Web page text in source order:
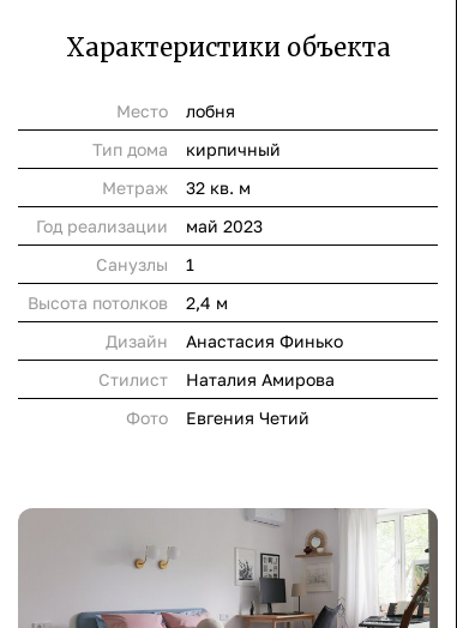
Характеристики объекта
Место
лобня
Тип дома
кирпичный
Метраж
32 кв. м
Год реализации
май 2023
Cанузлы
1
Высота потолков
2,4 м
Дизайн
Анастасия Финько
Стилист
Наталия Амирова
Фото
Евгения Четий